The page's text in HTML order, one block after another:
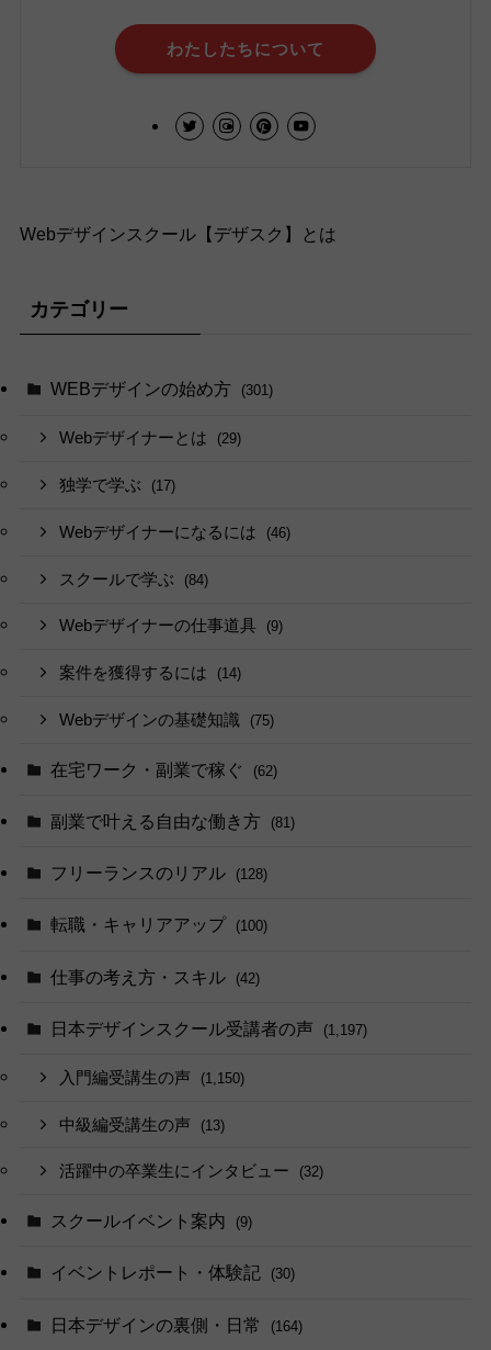
わたしたちについて
Webデザインスクール【デザスク】とは
カテゴリー
WEBデザインの始め方 (301)
Webデザイナーとは (29)
独学で学ぶ (17)
Webデザイナーになるには (46)
スクールで学ぶ (84)
Webデザイナーの仕事道具 (9)
案件を獲得するには (14)
Webデザインの基礎知識 (75)
在宅ワーク・副業で稼ぐ (62)
副業で叶える自由な働き方 (81)
フリーランスのリアル (128)
転職・キャリアアップ (100)
仕事の考え方・スキル (42)
日本デザインスクール受講者の声 (1,197)
入門編受講生の声 (1,150)
中級編受講生の声 (13)
活躍中の卒業生にインタビュー (32)
スクールイベント案内 (9)
イベントレポート・体験記 (30)
日本デザインの裏側・日常 (164)